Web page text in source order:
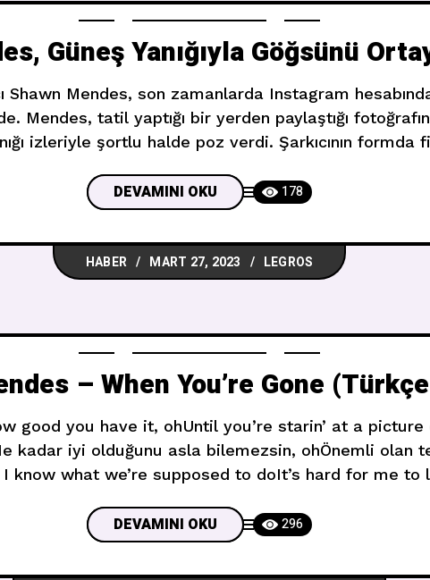
Güneş Yanığıyla Göğsünü
Shawn Mendes, son zamanlarda Instagram
Mendes, tatil yaptığı bir yerden paylaştığı
izleriyle şortlu halde poz verdi. Şarkıcının formda
övgü yağmuruna tutuldu. Mendes, popülerliğini son
DEVAMINI OKU 178
HABER MART 27, 2023 LEGROS
– When You’re Gone
good you have it, ohUntil you’re starin’ at a
kadar iyi olduğunu asla bilemezsin, ohÖnemli olan
know what we’re supposed to doIt’s hard for me to
DEVAMINI OKU 296